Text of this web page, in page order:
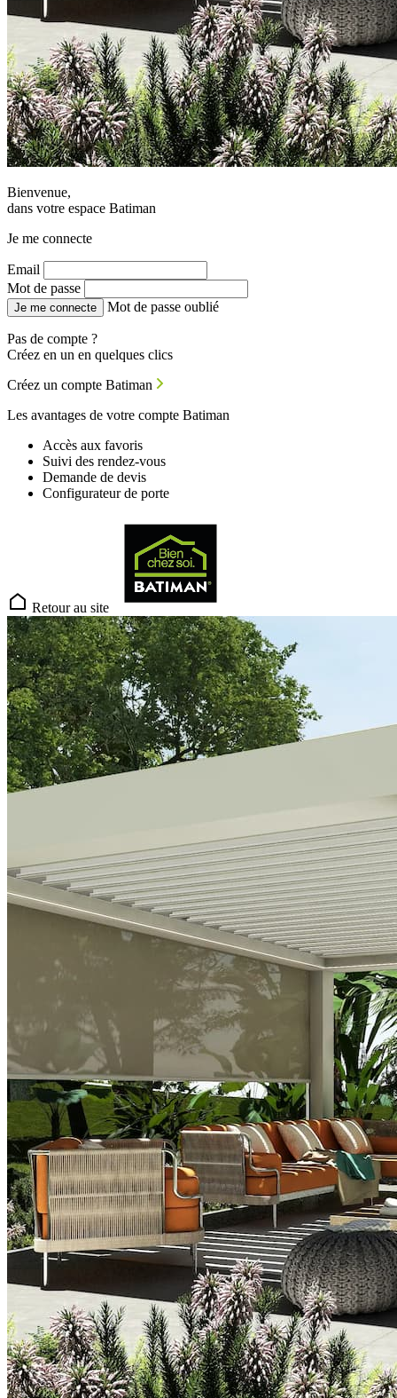
Bienvenue,
dans votre espace Batiman
Je me connecte
Email
Mot de passe
Je me connecte Mot de passe oublié
Pas de compte ?
Créez en un en quelques clics
Créez un compte Batiman
Les avantages de votre compte Batiman
Accès aux favoris
Suivi des rendez-vous
Demande de devis
Configurateur de porte
Retour au site